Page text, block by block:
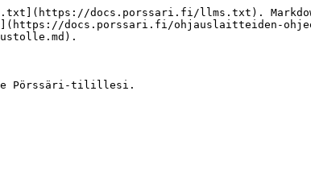
docs.porssari.fi/llms.txt).
docs.porssari.fi/ohjauslaitteiden-